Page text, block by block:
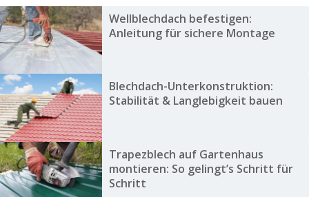
Wellblechdach befestigen:
Anleitung für sichere Montage
Blechdach-Unterkonstruktion:
Stabilität & Langlebigkeit bauen
Trapezblech auf Gartenhaus
montieren: So gelingt’s Schritt für
Schritt